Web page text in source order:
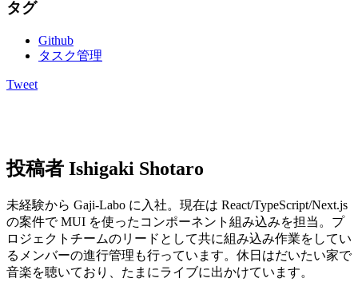
タグ
Github
タスク管理
Tweet
投稿者 Ishigaki Shotaro
未経験から Gaji-Labo に入社。現在は React/TypeScript/Next.js
の案件で MUI を使ったコンポーネント組み込みを担当。プ
ロジェクトチームのリードとして共に組み込み作業をしてい
るメンバーの進行管理も行っています。休日はだいたい家で
音楽を聴いており、たまにライブに出かけています。